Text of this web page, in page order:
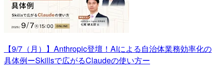
【9/7（月）】Anthropic登壇！AIによる自治体業務効率化の
具体例ーSkillsで広がるClaudeの使い方ー